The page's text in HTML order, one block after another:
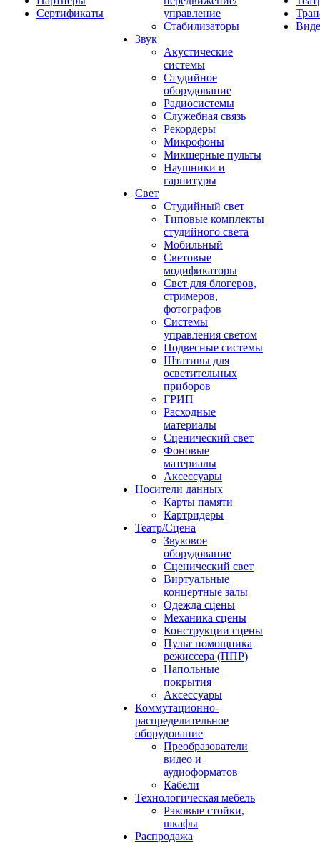
Сертификаты
управление
Стабилизаторы
Звук
Акустические
системы
Студийное
оборудование
Радиосистемы
Служебная связь
Рекордеры
Микрофоны
Микшерные пульты
Наушники и
гарнитуры
Свет
Студийный свет
Типовые комплекты
студийного света
Мобильный
Световые
модификаторы
Свет для блогеров,
стримеров,
фотографов
Системы
управления светом
Подвесные системы
Штативы для
осветительных
приборов
ГРИП
Расходные
материалы
Сценический свет
Фоновые
материалы
Аксессуары
Носители данных
Карты памяти
Картридеры
Театр/Сцена
Звуковое
оборудование
Сценический свет
Виртуальные
концертные залы
Одежда сцены
Механика сцены
Конструкции сцены
Пульт помощника
режиссера (ППР)
Напольные
покрытия
Аксессуары
Коммутационно-
распределительное
оборудование
Преобразователи
видео и
аудиоформатов
Кабели
Технологическая мебель
Рэковые стойки,
шкафы
Распродажа